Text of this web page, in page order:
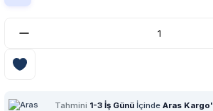
Tahmini 1-3 İş Günü İçinde Aras